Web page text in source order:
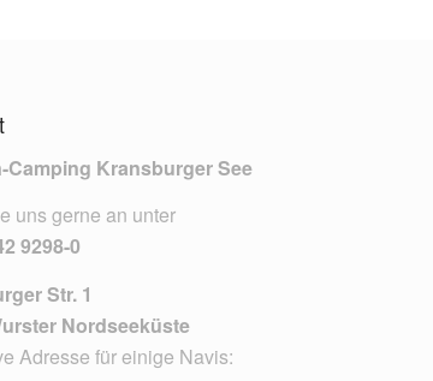
Camping Kransburger See
uns gerne an unter
9298-0
Str. 1
Nordseeküste
Adresse für einige Navis: